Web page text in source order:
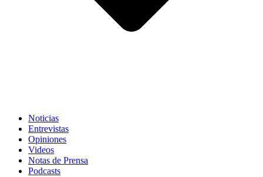
Noticias
Entrevistas
Opiniones
Videos
Notas de Prensa
Podcasts